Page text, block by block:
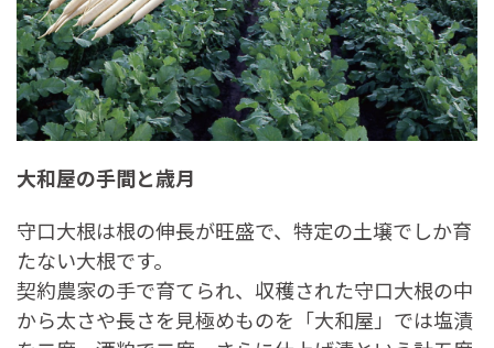
大和屋の手間と歳月
守口大根は根の伸長が旺盛で、特定の土壌でしか育
たない大根です。
契約農家の手で育てられ、収穫された守口大根の中
から太さや長さを見極めものを「大和屋」では塩漬